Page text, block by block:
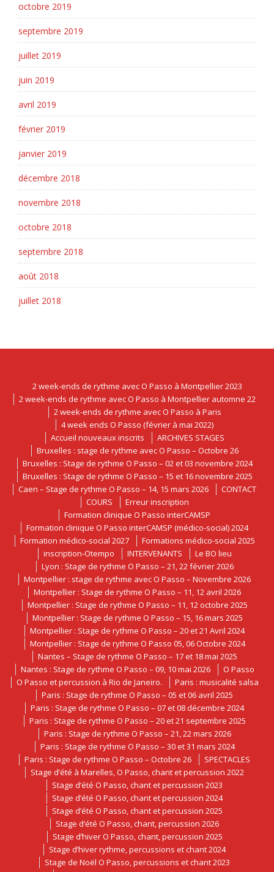
octobre 2019
septembre 2019
juillet 2019
juin 2019
avril 2019
février 2019
janvier 2019
décembre 2018
novembre 2018
octobre 2018
septembre 2018
août 2018
juillet 2018
2 week-ends de rythme avec O Passo à Montpellier 2023
2 week-ends de rythme avec O Passo à Montpellier automne 22
2 week-ends de rythme avec O Passo à Paris
4 week ends O Passo (février à mai 2022)
Accueil nouveaux inscrits
ARCHIVES STAGES
Bruxelles : stage de rythme avec O Passo – Octobre 26
Bruxelles : Stage de rythme O Passo – 02 et 03 novembre 2024
Bruxelles : Stage de rythme O Passo – 15 et 16 novembre 2025
Caen – Stage de rythme O Passo – 14, 15 mars 2026
CONTACT
COURS
Erreur inscription
Formation clinique O Passo interCAMSP
Formation clinique O Passo interCAMSP (médico-social) 2024
Formation médico-social 2027
Formations médico-social 2025
inscription-Otempo
INTERVENANTS
Le BO lieu
Lyon : Stage de rythme O Passo – 21, 22 février 2026
Montpellier : stage de rythme avec O Passo – Novembre 2026
Montpellier : Stage de rythme O Passo – 11, 12 avril 2026
Montpellier : Stage de rythme O Passo – 11, 12 octobre 2025
Montpellier : Stage de rythme O Passo – 15, 16 mars 2025
Montpellier : Stage de rythme O Passo – 20 et 21 Avril 2024
Montpellier : Stage de rythme O Passo 05, 06 Octobre 2024
Nantes – Stage de rythme O Passo – 17 et 18 mai 2025
Nantes : Stage de rythme O Passo – 09, 10 mai 2026
O Passo
O Passo et percussion à Rio de Janeiro.
Paris : musicalité salsa
Paris : Stage de rythme O Passo – 05 et 06 avril 2025
Paris : Stage de rythme O Passo – 07 et 08 décembre 2024
Paris : Stage de rythme O Passo – 20 et 21 septembre 2025
Paris : Stage de rythme O Passo – 21, 22 mars 2026
Paris : Stage de rythme O Passo – 30 et 31 mars 2024
Paris : Stage de rythme O Passo – Octobre 26
SPECTACLES
Stage d’été à Marelles, O Passo, chant et percussion 2022
Stage d’été O Passo, chant et percussion 2023
Stage d’été O Passo, chant et percussion 2024
Stage d’été O Passo, chant et percussion 2025
Stage d’été O Passo, chant, percussion 2026
Stage d’hiver O Passo, chant, percussion 2025
Stage d’hiver rythme, percussions et chant 2024
Stage de Noël O Passo, percussions et chant 2023